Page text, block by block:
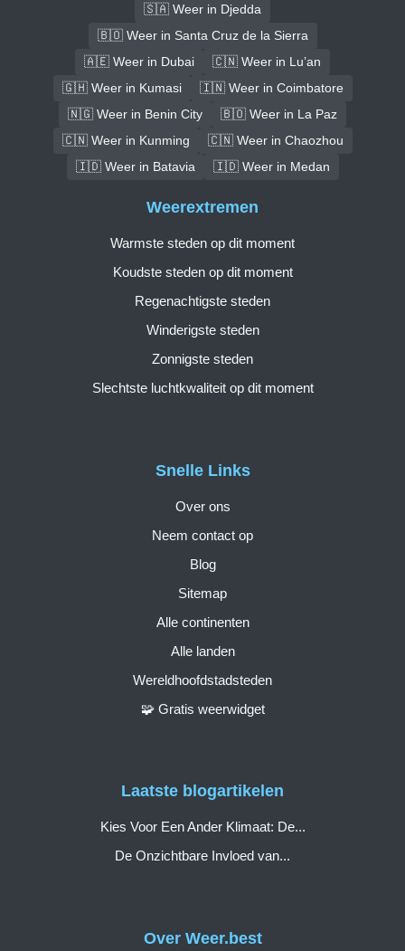
🇸🇦 Weer in Djedda
🇧🇴 Weer in Santa Cruz de la Sierra
🇦🇪 Weer in Dubai
🇨🇳 Weer in Lu’an
🇬🇭 Weer in Kumasi
🇮🇳 Weer in Coimbatore
🇳🇬 Weer in Benin City
🇧🇴 Weer in La Paz
🇨🇳 Weer in Kunming
🇨🇳 Weer in Chaozhou
🇮🇩 Weer in Batavia
🇮🇩 Weer in Medan
Over Weer.best
Snelle Links
Over ons
Neem contact op
Blog
Sitemap
Alle continenten
Alle landen
Wereldhoofdstadsteden
🧩 Gratis weerwidget
Weerextremen
Warmste steden op dit moment
Koudste steden op dit moment
Regenachtigste steden
Winderigste steden
Zonnigste steden
Slechtste luchtkwaliteit op dit moment
Laatste blogartikelen
Kies Voor Een Ander Klimaat: De...
De Onzichtbare Invloed van...